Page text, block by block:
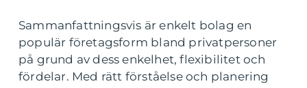
Sammanfattningsvis är enkelt bolag en
populär företagsform bland privatpersoner
på grund av dess enkelhet, flexibilitet och
fördelar. Med rätt förståelse och planering